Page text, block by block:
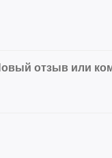
отзыв или